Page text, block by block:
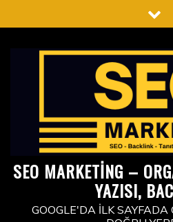
to
SEO MARKETING –
YAZISI,
GOOGLE'DA İLK SAYFADA